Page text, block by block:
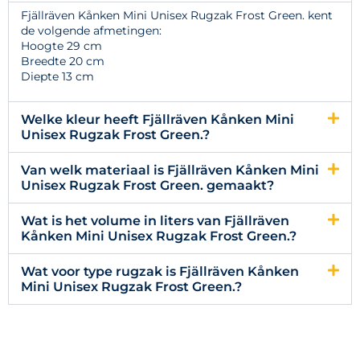
Fjällräven Kånken Mini Unisex Rugzak Frost Green. kent
de volgende afmetingen:
Hoogte 29 cm
Breedte 20 cm
Diepte 13 cm
Welke kleur heeft Fjällräven Kånken Mini
Unisex Rugzak Frost Green.?
Van welk materiaal is Fjällräven Kånken Mini
Unisex Rugzak Frost Green. gemaakt?
Wat is het volume in liters van Fjällräven
Kånken Mini Unisex Rugzak Frost Green.?
Wat voor type rugzak is Fjällräven Kånken
Mini Unisex Rugzak Frost Green.?